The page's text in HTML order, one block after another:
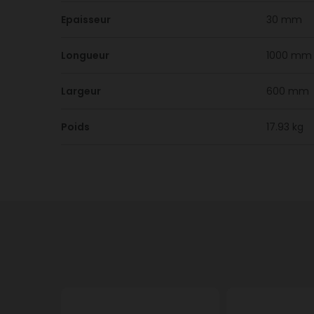
Epaisseur 30 mm
Longueur 1000 mm
Largeur 600 mm
Poids 17.93 kg